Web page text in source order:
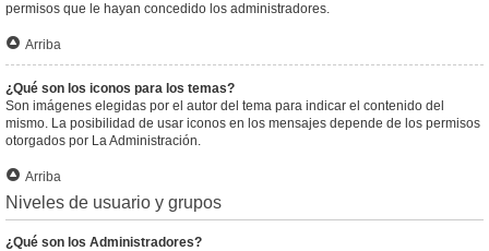
permisos que le hayan concedido los administradores.
Arriba
¿Qué son los iconos para los temas?
Son imágenes elegidas por el autor del tema para indicar el contenido del
mismo. La posibilidad de usar iconos en los mensajes depende de los permisos
otorgados por La Administración.
Arriba
Niveles de usuario y grupos
¿Qué son los Administradores?